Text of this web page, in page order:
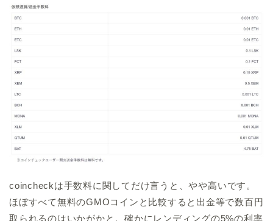
coincheckは手数料に関してだけ言うと、やや高いです。
ほぼすべて無料のGMOコインと比較すると出金等で数百円
取られるのはいかがかと。確かにレンディングの5%の利率